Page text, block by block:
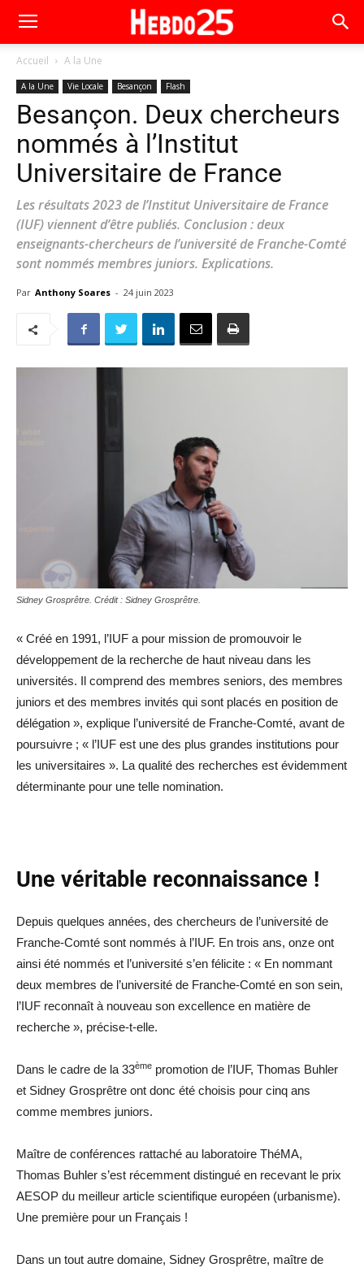
Accueil A la Une
A la Une Vie Locale Besançon Flash
Besançon. Deux chercheurs
nommés à l’Institut
Universitaire de France
Les résultats 2023 de l’Institut Universitaire de France
(IUF) viennent d’être publiés. Conclusion : deux
enseignants-chercheurs de l’université de Franche-Comté
sont nommés membres juniors. Explications.
Par Anthony Soares - 24 juin 2023
Sidney Grosprêtre. Crédit : Sidney Grosprêtre.
« Créé en 1991, l’IUF a pour mission de promouvoir le
développement de la recherche de haut niveau dans les
universités. Il comprend des membres seniors, des membres
juniors et des membres invités qui sont placés en position de
délégation », explique l’université de Franche-Comté, avant de
poursuivre ; « l’IUF est une des plus grandes institutions pour
les universitaires ». La qualité des recherches est évidemment
déterminante pour une telle nomination.
Une véritable reconnaissance !
Depuis quelques années, des chercheurs de l’université de
Franche-Comté sont nommés à l’IUF. En trois ans, onze ont
ainsi été nommés et l’université s’en félicite : « En nommant
deux membres de l’université de Franche-Comté en son sein,
l’IUF reconnaît à nouveau son excellence en matière de
recherche », précise-t-elle.
Dans le cadre de la 33ème promotion de l’IUF, Thomas Buhler
et Sidney Grosprêtre ont donc été choisis pour cinq ans
comme membres juniors.
Maître de conférences rattaché au laboratoire ThéMA,
Thomas Buhler s’est récemment distingué en recevant le prix
AESOP du meilleur article scientifique européen (urbanisme).
Une première pour un Français !
Dans un tout autre domaine, Sidney Grosprêtre, maître de